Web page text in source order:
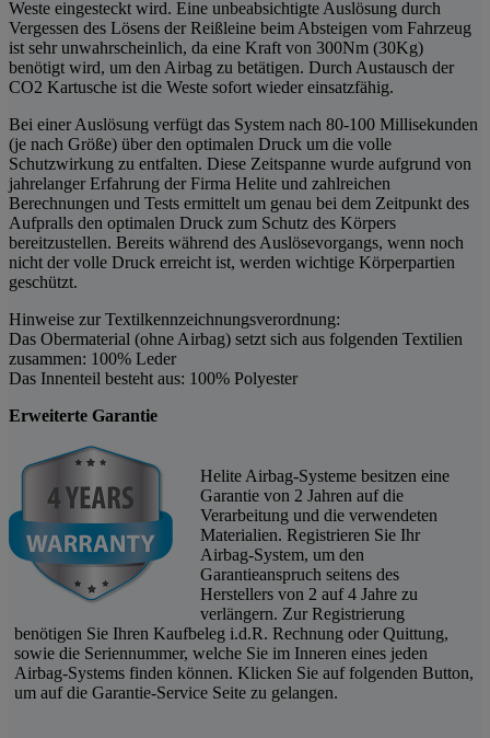
Weste eingesteckt wird. Eine unbeabsichtigte Auslösung durch
Vergessen des Lösens der Reißleine beim Absteigen vom Fahrzeug
ist sehr unwahrscheinlich, da eine Kraft von 300Nm (30Kg)
benötigt wird, um den Airbag zu betätigen. Durch Austausch der
CO2 Kartusche ist die Weste sofort wieder einsatzfähig.
Bei einer Auslösung verfügt das System nach 80-100 Millisekunden
(je nach Größe) über den optimalen Druck um die volle
Schutzwirkung zu entfalten. Diese Zeitspanne wurde aufgrund von
jahrelanger Erfahrung der Firma Helite und zahlreichen
Berechnungen und Tests ermittelt um genau bei dem Zeitpunkt des
Aufpralls den optimalen Druck zum Schutz des Körpers
bereitzustellen. Bereits während des Auslösevorgangs, wenn noch
nicht der volle Druck erreicht ist, werden wichtige Körperpartien
geschützt.
Hinweise zur Textilkennzeichnungsverordnung:
Das Obermaterial (ohne Airbag) setzt sich aus folgenden Textilien
zusammen: 100% Leder
Das Innenteil besteht aus: 100% Polyester
Erweiterte Garantie
Helite Airbag-Systeme besitzen eine
Garantie von 2 Jahren auf die
Verarbeitung und die verwendeten
Materialien. Registrieren Sie Ihr
Airbag-System, um den
Garantieanspruch seitens des
Herstellers von 2 auf 4 Jahre zu
verlängern. Zur Registrierung
benötigen Sie Ihren Kaufbeleg i.d.R. Rechnung oder Quittung,
sowie die Seriennummer, welche Sie im Inneren eines jeden
Airbag-Systems finden können. Klicken Sie auf folgenden Button,
um auf die Garantie-Service Seite zu gelangen.